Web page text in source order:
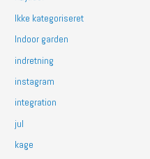
Ikke kategoriseret
Indoor garden
indretning
instagram
integration
jul
kage